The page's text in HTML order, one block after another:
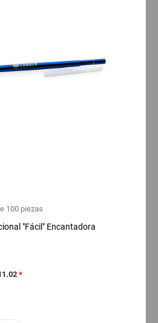
100 piezas
"Fácil" Encantadora
*